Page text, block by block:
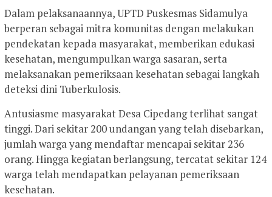
Dalam pelaksanaannya, UPTD Puskesmas Sidamulya
berperan sebagai mitra komunitas dengan melakukan
pendekatan kepada masyarakat, memberikan edukasi
kesehatan, mengumpulkan warga sasaran, serta
melaksanakan pemeriksaan kesehatan sebagai langkah
deteksi dini Tuberkulosis.
Antusiasme masyarakat Desa Cipedang terlihat sangat
tinggi. Dari sekitar 200 undangan yang telah disebarkan,
jumlah warga yang mendaftar mencapai sekitar 236
orang. Hingga kegiatan berlangsung, tercatat sekitar 124
warga telah mendapatkan pelayanan pemeriksaan
kesehatan.